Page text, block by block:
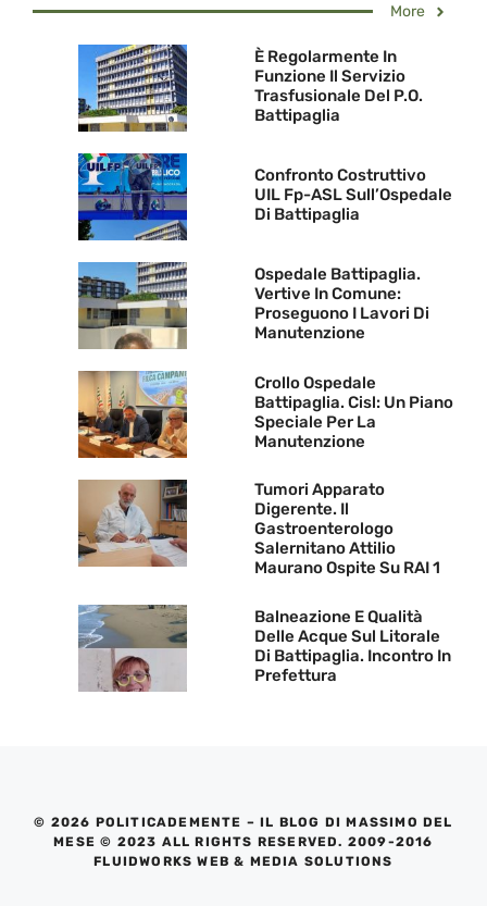
More
È Regolarmente In
Funzione Il Servizio
Trasfusionale Del P.O.
Battipaglia
Confronto Costruttivo
UIL Fp-ASL Sull’Ospedale
Di Battipaglia
Ospedale Battipaglia.
Vertive In Comune:
Proseguono I Lavori Di
Manutenzione
Crollo Ospedale
Battipaglia. Cisl: Un Piano
Speciale Per La
Manutenzione
Tumori Apparato
Digerente. Il
Gastroenterologo
Salernitano Attilio
Maurano Ospite Su RAI 1
Balneazione E Qualità
Delle Acque Sul Litorale
Di Battipaglia. Incontro In
Prefettura
© 2026 POLITICADEMENTE – IL BLOG DI MASSIMO DEL
MESE © 2023 ALL RIGHTS RESERVED. 2009-2016
FLUIDWORKS WEB & MEDIA SOLUTIONS